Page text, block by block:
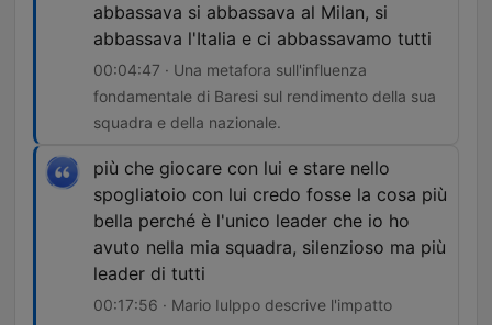
abbassava si abbassava al Milan, si
abbassava l'Italia e ci abbassavamo tutti
00:04:47 · Una metafora sull'influenza
fondamentale di Baresi sul rendimento della sua
squadra e della nazionale.
più che giocare con lui e stare nello
spogliatoio con lui credo fosse la cosa più
bella perché è l'unico leader che io ho
avuto nella mia squadra, silenzioso ma più
leader di tutti
00:17:56 · Mario Iulppo descrive l'impatto